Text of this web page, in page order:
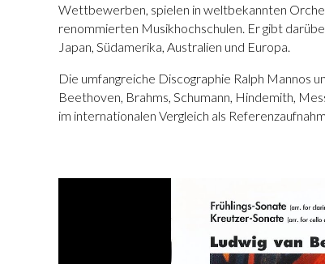
Wettbewerben, spielen in weltbekannten
renommierten Musikhochschulen. Er gibt
Japan, Südamerika, Australien und Europa.
Die umfangreiche Discographie Ralph Mannos
Beethoven, Brahms, Schumann, Hindemith,
im internationalen Vergleich als